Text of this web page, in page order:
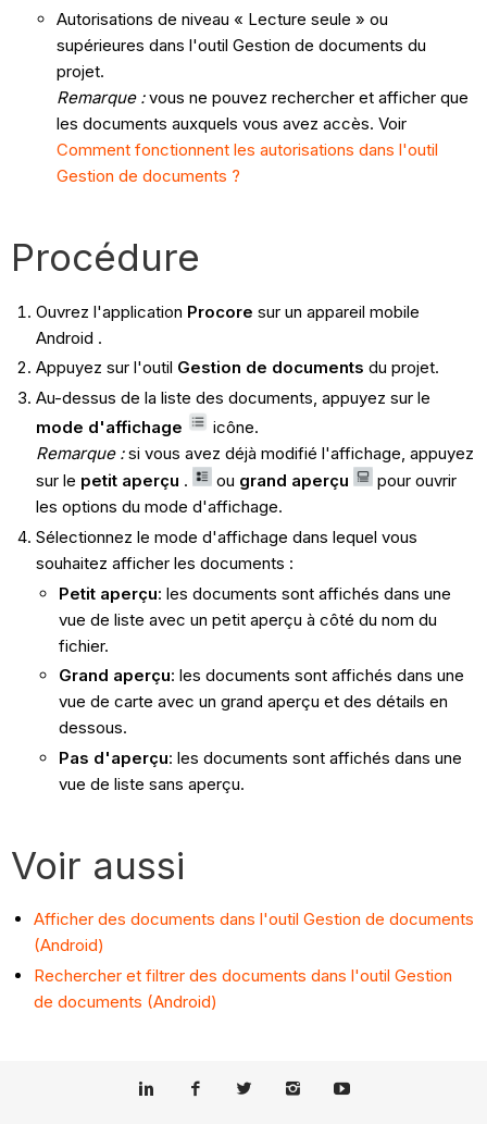
Autorisations de niveau « Lecture seule » ou
supérieures dans l'outil Gestion de documents du
projet.
Remarque :vous ne pouvez rechercher et afficher que
les documents auxquels vous avez accès. Voir
Comment fonctionnent les autorisations dans l'outil
Gestion de documents ?
Procédure
Ouvrez l'application Procore sur un appareil mobile
Android .
Appuyez sur l'outil Gestion de documents du projet.
Au-dessus de la liste des documents, appuyez sur le
mode d'affichage
icône.
Remarque :si vous avez déjà modifié l'affichage, appuyez
sur le petit aperçu . ou grand aperçu
pour ouvrir
les options du mode d'affichage.
Sélectionnez le mode d'affichage dans lequel vous
souhaitez afficher les documents :
Petit aperçu: les documents sont affichés dans une
vue de liste avec un petit aperçu à côté du nom du
fichier.
Grand aperçu: les documents sont affichés dans une
vue de carte avec un grand aperçu et des détails en
dessous.
Pas d'aperçu: les documents sont affichés dans une
vue de liste sans aperçu.
Voir aussi
Afficher des documents dans l'outil Gestion de documents
(Android)
Rechercher et filtrer des documents dans l'outil Gestion
de documents (Android)